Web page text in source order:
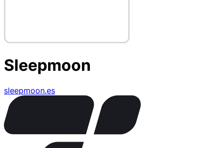
Sleepmoon
sleepmoon.es